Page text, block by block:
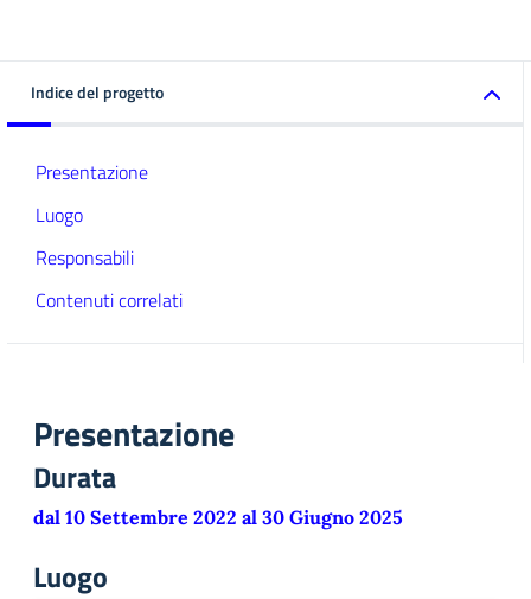
Indice del progetto
Presentazione
Luogo
Responsabili
Contenuti correlati
Presentazione
Durata
dal 10 Settembre 2022 al 30 Giugno 2025
Luogo